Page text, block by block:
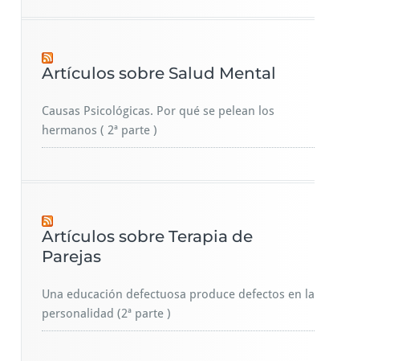
Artículos sobre Salud Mental
Causas Psicológicas. Por qué se pelean los
hermanos ( 2ª parte )
Artículos sobre Terapia de
Parejas
Una educación defectuosa produce defectos en la
personalidad (2ª parte )